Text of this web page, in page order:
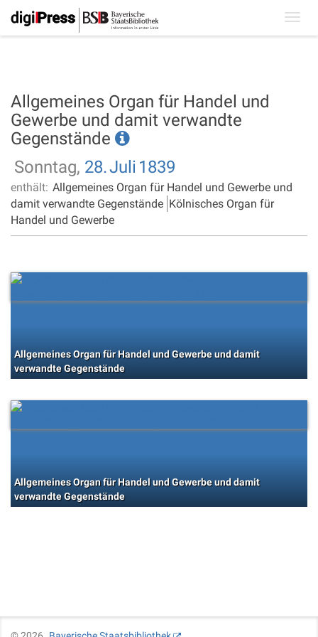
Allgemeines Organ für Handel und
Gewerbe und damit verwandte
Gegenstände
Sonntag, 28.Juli 1839
enthält: Allgemeines Organ für Handel und Gewerbe und
damit verwandte Gegenstände Kölnisches Organ für
Handel und Gewerbe
Allgemeines Organ für Handel und Gewerbe und damit
verwandte Gegenstände
Allgemeines Organ für Handel und Gewerbe und damit
verwandte Gegenstände